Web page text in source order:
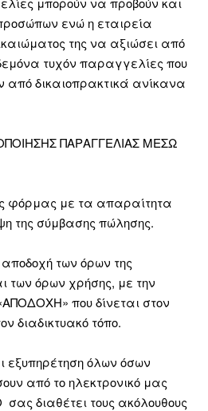
ενώ η εταιρεία
της να αξιώσει από
τυχόν παραγγελίες που
από δικαιοπρακτικά ανίκανα
ΠΑΡΑΓΓΕΛΙΑΣ ΜΕΣΩ
φόρμας με τα απαραίτητα
της σύμβασης πώλησης.
των όρων της
των όρων χρήσης, με την
που δίνεται στον
διαδικτυακό τόπο.
εξυπηρέτηση όλων όσων
από το ηλεκτρονικό μας
διαθέτει τους ακόλουθους